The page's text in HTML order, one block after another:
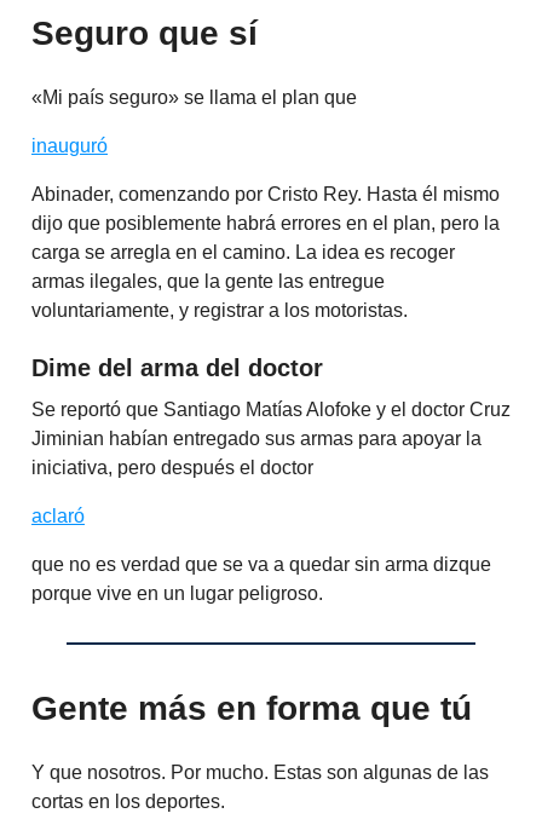
Seguro que sí
«Mi país seguro» se llama el plan que
inauguró
Abinader, comenzando por Cristo Rey. Hasta él mismo
dijo que posiblemente habrá errores en el plan, pero la
carga se arregla en el camino. La idea es recoger
armas ilegales, que la gente las entregue
voluntariamente, y registrar a los motoristas.
Dime del arma del doctor
Se reportó que Santiago Matías Alofoke y el doctor Cruz
Jiminian habían entregado sus armas para apoyar la
iniciativa, pero después el doctor
aclaró
que no es verdad que se va a quedar sin arma dizque
porque vive en un lugar peligroso.
Gente más en forma que tú
Y que nosotros. Por mucho. Estas son algunas de las
cortas en los deportes.